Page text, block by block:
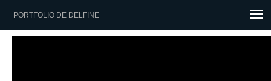
PORTFOLIO DE DELFINE